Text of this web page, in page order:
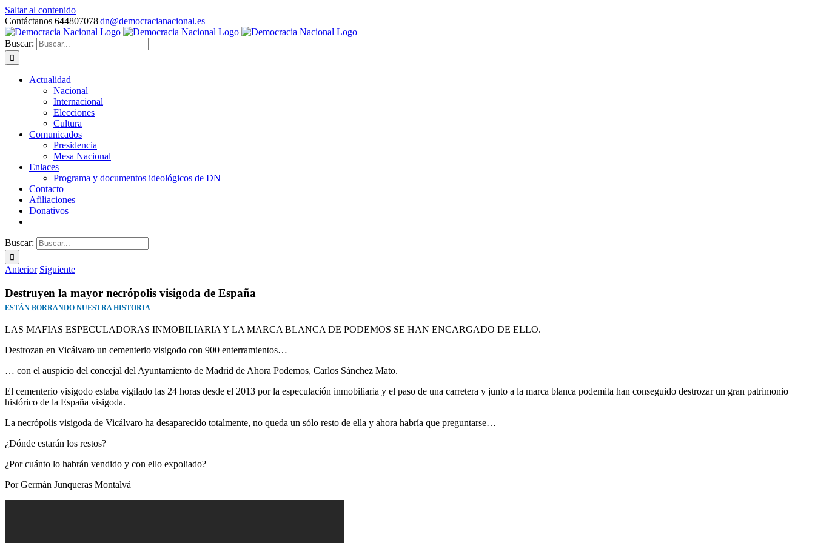
Saltar al contenido
Contáctanos 644807078|dn@democracianacional.es
Buscar:
Actualidad
Nacional
Internacional
Elecciones
Cultura
Comunicados
Presidencia
Mesa Nacional
Enlaces
Programa y documentos ideológicos de DN
Contacto
Afiliaciones
Donativos
Buscar:
Anterior Siguiente
Destruyen la mayor necrópolis visigoda de España
ESTÁN BORRANDO NUESTRA HISTORIA
LAS MAFIAS ESPECULADORAS INMOBILIARIA Y LA MARCA BLANCA DE PODEMOS SE HAN ENCARGADO DE ELLO.
Destrozan en Vicálvaro un cementerio visigodo con 900 enterramientos…
… con el auspicio del concejal del Ayuntamiento de Madrid de Ahora Podemos, Carlos Sánchez Mato.
El cementerio visigodo estaba vigilado las 24 horas desde el 2013 por la especulación inmobiliaria y el paso de una carretera y junto a la marca blanca podemita han conseguido destrozar un gran patrimonio
histórico de la España visigoda.
La necrópolis visigoda de Vicálvaro ha desaparecido totalmente, no queda un sólo resto de ella y ahora habría que preguntarse…
¿Dónde estarán los restos?
¿Por cuánto lo habrán vendido y con ello expoliado?
Por Germán Junqueras Montalvá